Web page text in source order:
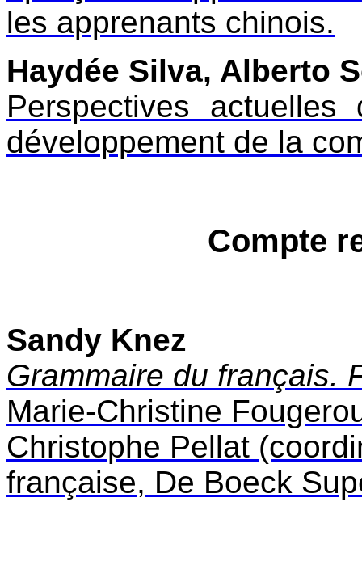
les apprenants chinois.
Haydée Silva, Alberto
Perspectives
développement de la
Compte
Sandy Knez
Grammaire du français.
Marie-Christine
Christophe Pellat
française, De Boeck